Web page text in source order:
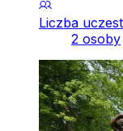
Liczba
2 osoby